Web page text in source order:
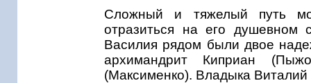
Сложный и тяжелый путь
отразиться на его душевном
Василия рядом были двое
архимандрит Киприан
(Максименко). Владыка